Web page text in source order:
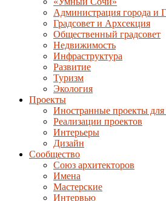
Администрация города и
Градсовет и Архсекция
Общественный градсовет
Недвижимость
Инфраструктура
Развитие
Туризм
Экология
Проекты
Иностранные проекты
Реализации проектов
Интерьеры
Дизайн
Сообщество
Союз архитекторов
Имена
Мастерские
Интервью